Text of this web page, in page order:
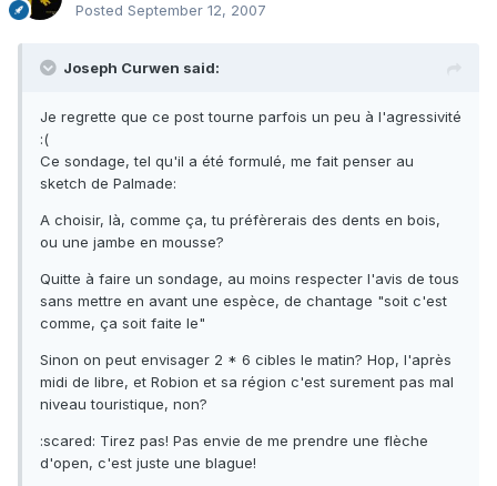
Posted September 12, 2007
Joseph Curwen said:
Je regrette que ce post tourne parfois un peu à l'agressivité
:(
Ce sondage, tel qu'il a été formulé, me fait penser au
sketch de Palmade:
A choisir, là, comme ça, tu préfèrerais des dents en bois,
ou une jambe en mousse?
Quitte à faire un sondage, au moins respecter l'avis de tous
sans mettre en avant une espèce, de chantage "soit c'est
comme, ça soit faite le"
Sinon on peut envisager 2 * 6 cibles le matin? Hop, l'après
midi de libre, et Robion et sa région c'est surement pas mal
niveau touristique, non?
:scared: Tirez pas! Pas envie de me prendre une flèche
d'open, c'est juste une blague!